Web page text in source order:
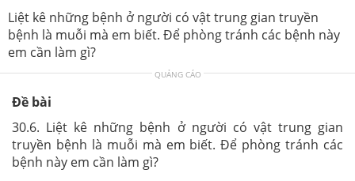
Liệt kê những bệnh ở người có vật trung gian truyền
bệnh là muỗi mà em biết. Để phòng tránh các bệnh này
em cần làm gì?
QUẢNG CÁO
Đề bài
30.6. Liệt kê những bệnh ở người có vật trung gian
truyền bệnh là muỗi mà em biết. Để phòng tránh các
bệnh này em cần làm gì?